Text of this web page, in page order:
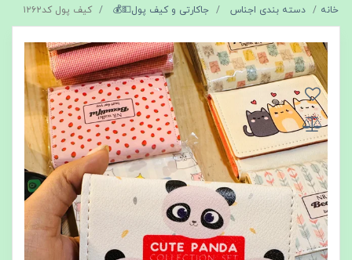
خانه دسته بندی اجناس جاکارتی و کیف پول💵💰 کیف‌ پول کد۱۲۶۲